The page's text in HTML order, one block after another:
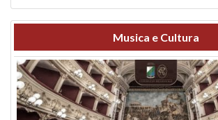
Musica e Cultura